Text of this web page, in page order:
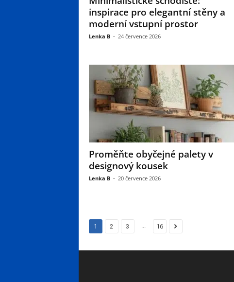
inspirace pro elegantní stěny a
moderní vstupní prostor
Lenka B - 24 července 2026
Proměňte obyčejné palety v
designový kousek
Lenka B - 20 července 2026
1 2 3 ... 16